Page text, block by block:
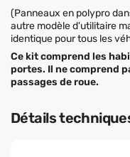
(Panneaux en polypro
autre modèle d'utilitaire
identique pour tous les
Ce kit comprend les
portes. Il ne comprend
passages de roue.
Détails